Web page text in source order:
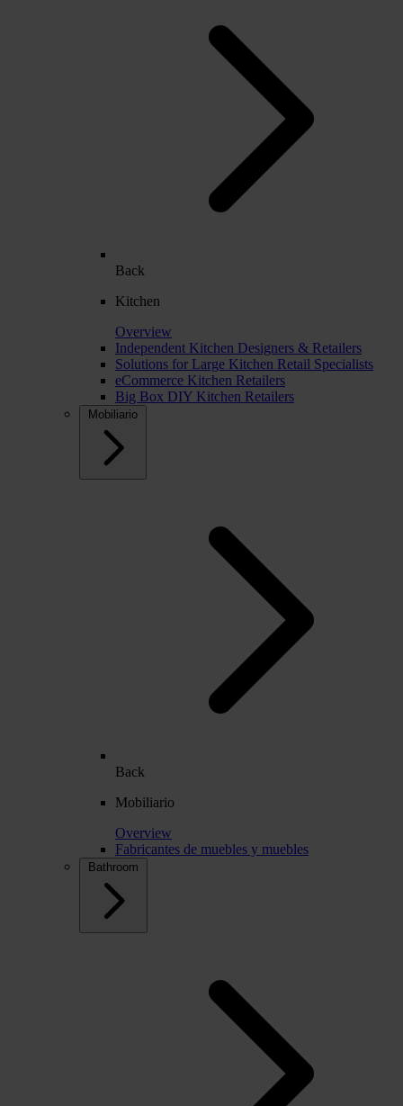
Back
Kitchen
Overview
Independent Kitchen Designers & Retailers
Solutions for Large Kitchen Retail Specialists
eCommerce Kitchen Retailers
Big Box DIY Kitchen Retailers
Mobiliario
Back
Mobiliario
Overview
Fabricantes de muebles y muebles
Bathroom